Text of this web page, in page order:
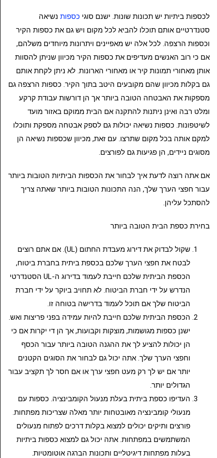
לכספות ביתיות יש תכונות שונות. ישנם סוגי כספות נשיאה
סטנדרטיים אותם תוכלו להביא לכל מקום ויש גם את כספות הקיר
וכספות הרצפה. לכל אלה יש מאפיינים ויתרונות מיוחדים משלהם,
אם כי רוב האנשים מעדיפים את כספות הקיר מכיוון שניתן להסוות
אותן מאחורי תמונות קיר או מאחורי הארונות. לא ניתן לקחת אותם
גם בקלות מכיוון שהם מקובעים היטב בתוך הקיר. כספות הרצפה גם
מספקות את האבטחה הטובה ביותר אך הן דורשות עבודת קרקע
ומלט רבה ואינן ניתנות להתקנה אם הבית ממוקם באזור מועד
לשיטפונות. כספות נשיאה יכולות גם לספק אבטחה מספקת ותוכלו
למקם אותה בכל מקום שתרצו. עם זאת, מכיוון שכספות נשיאה הן
מסוגים ניידים, הן פגיעות גם לפורצים.
אם אתה רוצה לדעת איך לבחור את הכספות הביתיות הטובות ביותר
עבור חפצי הערך שלך, הנה התכונות הטובות ביותר שאתה צריך
להסתכל עליהן.
בחירת כספת הבית הטובה ביותר
שקול לבדוק את דירוג מעבדת החתום (UL). אם אתם רוצים
לבטח את חפצי הערך שלכם בכספת ביתית בחברת ביטוח,
הכספת הביתית שלכם חייבת לעמוד בדירוג ה-UL הסטנדרטי
הנדרש על ידי חברת הביטוח. לא תחויב ביוקר על ידי חברת
הביטוח שלך אם תוכל לעמוד בדרישה בטוחה זו.
הכספת הביתית שלכם חייבת להיות עמידה בפני פריצות ואש.
ישנן כספות מגושמות, מוצקות וקבועות, אך הן די יקרות אם כי
הן יכולות להציע לך את ההגנה הטובה ביותר עבור הכסף
וחפצי הערך שלך. אתה יכול גם לבחור את הסוגים הקטנים
יותר אם יש לך רק מעט חפצי ערך או אם חסר לך תקציב עבור
הגדולים יותר.
העדיפו כספת ביתית בעלת מנעול הקומבינציה. כספות עם
מנעולי קומבינציה מאובטחות יותר מאלה שצריכות מפתחות.
פורצים ותיקים יכולים למצוא בקלות דרכים לפתוח מנעולים
המשתמשים במפתחות. אתה יכול גם למצוא כספות ביתיות
בעלות מפתחות דיגיטליים ותכונות הברגה אוטומטיות.